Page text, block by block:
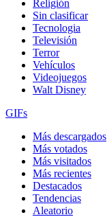
Religión
Sin clasificar
Tecnologia
Televisión
Terror
Vehículos
Videojuegos
Walt Disney
GIFs
Más descargados
Más votados
Más visitados
Más recientes
Destacados
Tendencias
Aleatorio